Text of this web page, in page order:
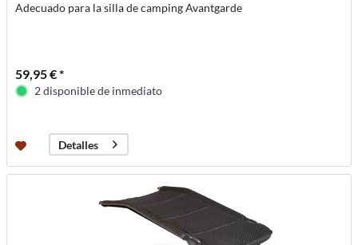
Adecuado para la silla de camping Avantgarde
59,95 € *
2 disponible de inmediato
Detalles